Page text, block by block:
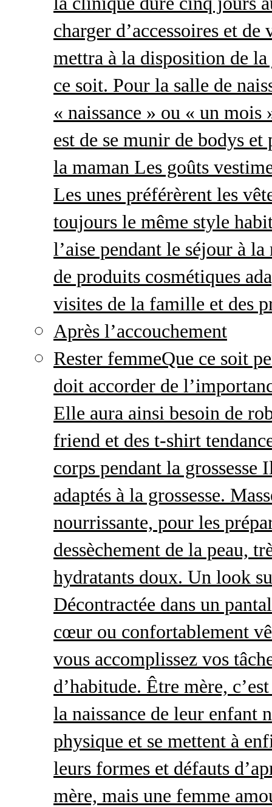
charger d’accessoires et
mettra à la disposition de
ce soit. Pour la salle de
« naissance » ou « un
est de se munir de bodys
la maman Les goûts
Les unes préférèrent les
toujours le même style
l’aise pendant le séjour à
de produits cosmétiques
visites de la famille et des
Après l’accouchement
Rester femmeQue ce soit
doit accorder de
Elle aura ainsi besoin de
friend et des t-shirt
corps pendant la
adaptés à la grossesse.
nourrissante, pour les
dessèchement de la peau,
hydratants doux. Un look
Décontractée dans un
cœur ou confortablement
vous accomplissez vos
d’habitude. Être mère,
la naissance de leur enfant
physique et se mettent à
leurs formes et défauts
mère, mais une femme